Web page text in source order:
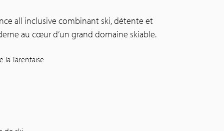
all inclusive combinant ski, détente et
au cœur d’un grand domaine skiable.
la Tarentaise